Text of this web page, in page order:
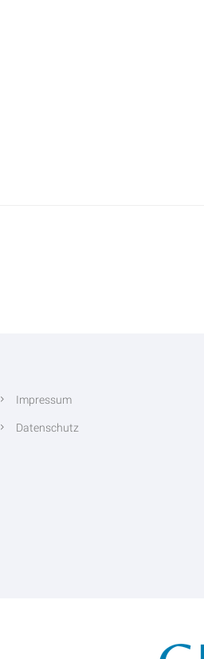
Impressum
Datenschutz